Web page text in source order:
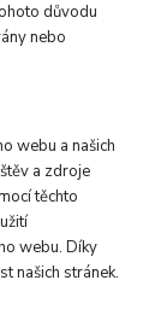
důvodu
nebo
webu a našich
a zdroje
těchto
webu. Díky
našich stránek.